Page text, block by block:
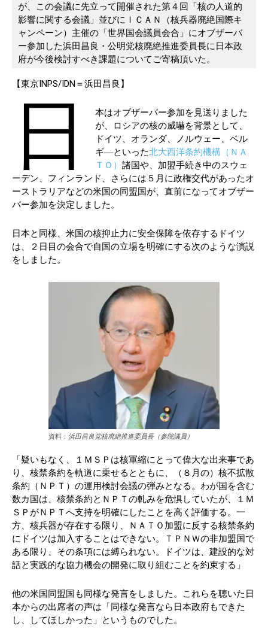
が、この会議に先立って開催された第４回「核の人道的
影響に関する会議」並びにＩＣＡＮ（核兵器廃絶国際キ
ャンペーン）主催の「世界国会議員会合」にオブザーバ
ー参加した浜田昌良・公明党核廃絶推進委員長に日本政
府が今後検討すべき課題についてご寄稿頂いた。
【東京INPS/IDN＝浜田昌良】
日
本はオブザーバー参加を見送りました
が、ロシアの核の威嚇を背景として、
ドイツ、オランダ、ノルウェー、ベル
ギ―といった北大西洋条約機構（ＮＡ
ＴＯ） 諸国や、加盟手続き中のスウェ
ーデン、フィンランド、さらには５月に政権交代があったオ
ーストラリアなどの米国の同盟国が、直前になってオブザー
バー参加を決定しました。
日本と同様、米国の核抑止力に安全保障を依存するドイツ
は、２日目の会合で自国の立場を明確にする次のような演説
をしました。
資料： 浜田昌良党核廃絶推進委員長（参院議員）
「疑いもなく、１ＭＳＰは核軍縮にとって偉大な出来事であ
り、核禁条約を軌道に乗せるとともに、（８月の）核不拡散
条約（ＮＰＴ）の運用検討会議の弾みとなる。わが国を含む
数カ国は、核禁条約とＮＰＴの軋みを危惧していたが、１Ｍ
ＳＰがＮＰＴへ支持を明確にしたことを高く評価する。一
方、核兵器が存在する限り、ＮＡＴＯ加盟に反する核禁条約
にドイツは加入することはできない。ＴＰＮＷの非加盟国で
ある限り、その条項には縛られない。ドイツは、建設的な対
話と実践的な協力機会の開発に取り組むことを約束する」
他の米国同盟国も同様な発言をしました。これらを聴いた日
本からの出席者の声は「同様な発言なら日本政府もできた
し、してほしかった」というものでした。